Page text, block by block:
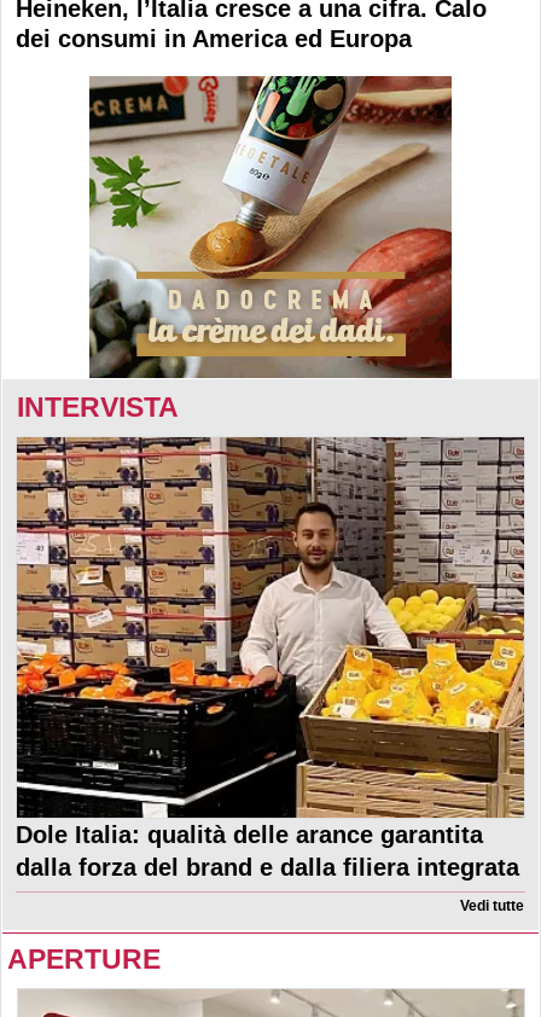
Heineken, l’Italia cresce a una cifra. Calo
dei consumi in America ed Europa
INTERVISTA
Dole Italia: qualità delle arance garantita
dalla forza del brand e dalla filiera integrata
Vedi tutte
APERTURE